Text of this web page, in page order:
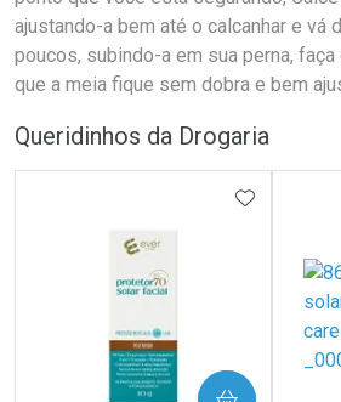
ajustando-a bem até o calcanhar e vá
poucos, subindo-a em sua perna,
que a meia fique sem dobra e bem
Queridinhos da Drogaria